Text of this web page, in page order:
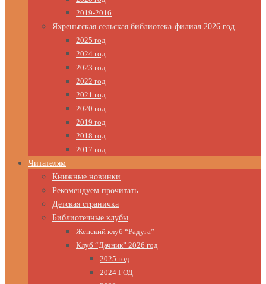
2019-2016
Яхреньгская сельская библиотека-филиал 2026 год
2025 год
2024 год
2023 год
2022 год
2021 год
2020 год
2019 год
2018 год
2017 год
Читателям
Книжные новинки
Рекомендуем прочитать
Детская страничка
Библиотечные клубы
Женский клуб “Радуга”
Клуб “Дачник” 2026 год
2025 год
2024 ГОД